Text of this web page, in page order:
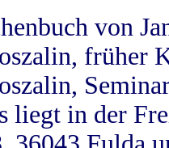
von
früher
liegt in der